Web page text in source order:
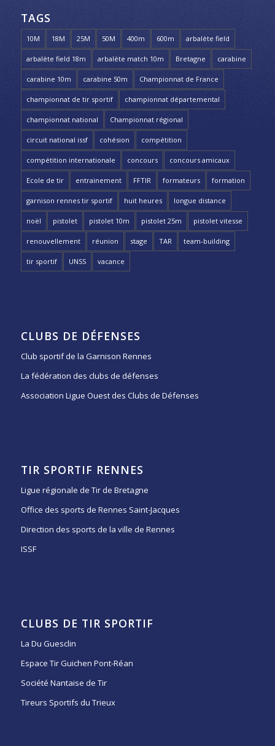
TAGS
10M 18M 25M 50M 400m 600m arbalète field
arbalète field 18m arbalète match 10m Bretagne carabine
carabine 10m carabine 50m Championnat de France
championnat de tir sportif championnat départemental
championnat national Championnat régional
circuit national issf cohésion compétition
compétition internationale concours concours amicaux
Ecole de tir entrainement FFTIR formateurs formation
garnison rennes tir sportif huit heures longue distance
noël pistolet pistolet 10m pistolet 25m pistolet vitesse
renouvellement réunion stage TAR team-building
tir sportif UNSS vacance
CLUBS DE DÉFENSES
Club sportif de la Garnison Rennes
La fédération des clubs de défenses
Association Ligue Ouest des Clubs de Défenses
TIR SPORTIF RENNES
Ligue régionale de Tir de Bretagne
Office des sports de Rennes Saint-Jacques
Direction des sports de la ville de Rennes
ISSF
CLUBS DE TIR SPORTIF
La Du Guesclin
Espace Tir Guichen Pont-Réan
Société Nantaise de Tir
Tireurs Sportifs du Trieux